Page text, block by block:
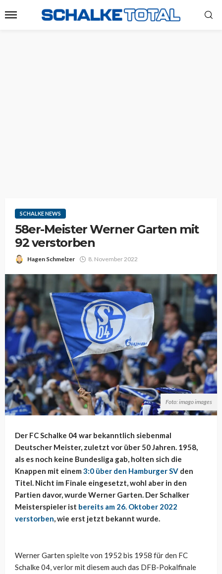
SCHALKE NEWS
58er-Meister Werner Garten mit
92 verstorben
Hagen Schmelzer 8. November 2022
Foto: imago images
Der FC Schalke 04 war bekanntlich siebenmal
Deutscher Meister, zuletzt vor über 50 Jahren. 1958,
als es noch keine Bundesliga gab, holten sich die
Knappen mit einem 3:0 über den Hamburger SV den
Titel. Nicht im Finale eingesetzt, wohl aber in den
Partien davor, wurde Werner Garten. Der Schalker
Meisterspieler ist bereits am 26. Oktober 2022
verstorben, wie erst jetzt bekannt wurde.
Werner Garten spielte von 1952 bis 1958 für den FC
Schalke 04, verlor mit diesem auch das DFB-Pokalfinale